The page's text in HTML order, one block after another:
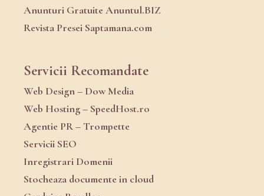
Anunturi Gratuite Anuntul.BIZ
Revista Presei Saptamana.com
Servicii Recomandate
Web Design – Dow Media
Web Hosting – SpeedHost.ro
Agentie PR – Trompette
Servicii SEO
Inregistrari Domenii
Stocheaza documente in cloud